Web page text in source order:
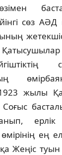
сөз АӘД
жылы
Соғыс
ең
Жеңіс